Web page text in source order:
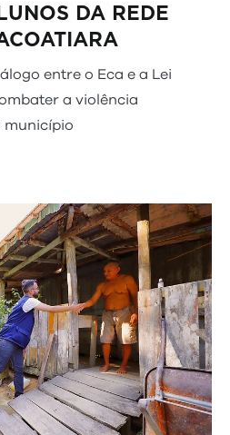
DA REDE
entre o Eca e a Lei
a violência
município